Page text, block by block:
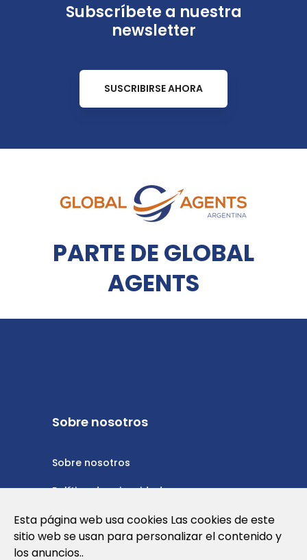
Subscríbete a nuestra
newsletter
SUSCRIBIRSE AHORA
PARTE DE GLOBAL
AGENTS
Sobre nosotros
Sobre nosotros
Política de privacidad
Política de cookies
Nota Legal y Condiciones de Uso de la
Esta página web usa cookies Las cookies de este
sitio web se usan para personalizar el contenido y
los anuncios..